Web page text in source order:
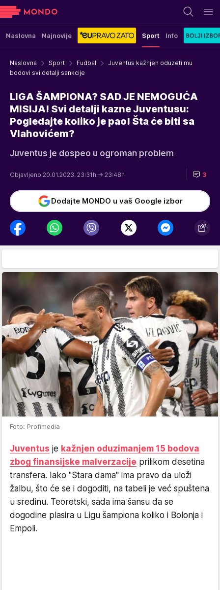
Naslovna Najnovije Sport Info
Naslovna Sport Fudbal
Juventus kažnjen oduzeti mu
bodovi svi detalji sankcije
LIGA ŠAMPIONA? SAD JE NEMOGUĆA
MISIJA! Svi detalji kazne Juventusu:
Pogledajte koliko je pao! Šta će biti sa
Vlahovićem?
Juventus je dospeo u ogroman problem
Objavljeno 20.01.2023. 23:31h → 23:48h 3
Dodajte MONDO u vaš Google izbor
Foto: Profimedia
Juventus je kažnjen oduzimanjem 15 bodova
zbog finansijske malverzacije prilikom desetina
transfera. Iako "Stara dama" ima pravo da uloži
žalbu, što će se i dogoditi, na tabeli je već spuštena
u sredinu. Teoretski, sada ima šansu da se
dogodine plasira u Ligu šampiona koliko i Bolonja i
Empoli.